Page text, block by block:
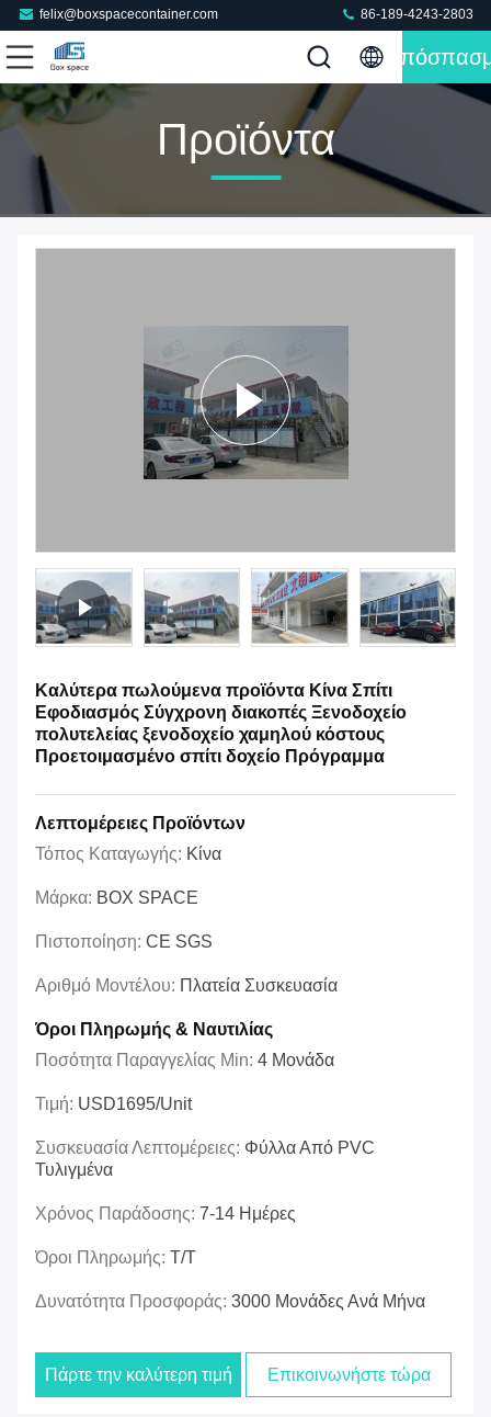
felix@boxspacecontainer.com 86-189-4243-2803
Προϊόντα
Καλύτερα πωλούμενα προϊόντα Κίνα Σπίτι
Εφοδιασμός Σύγχρονη διακοπές Ξενοδοχείο
πολυτελείας ξενοδοχείο χαμηλού κόστους
Προετοιμασμένο σπίτι δοχείο Πρόγραμμα
Λεπτομέρειες Προϊόντων
Τόπος Καταγωγής: Κίνα
Μάρκα: BOX SPACE
Πιστοποίηση: CE SGS
Αριθμό Μοντέλου: Πλατεία Συσκευασία
Όροι Πληρωμής & Ναυτιλίας
Ποσότητα Παραγγελίας Min: 4 Μονάδα
Τιμή: USD1695/unit
Συσκευασία Λεπτομέρειες: Φύλλα Από PVC
Τυλιγμένα
Χρόνος Παράδοσης: 7-14 Ημέρες
Όροι Πληρωμής: Τ/Τ
Δυνατότητα Προσφοράς: 3000 Μονάδες Ανά Μήνα
Πάρτε την καλύτερη τιμή Επικοινωνήστε τώρα